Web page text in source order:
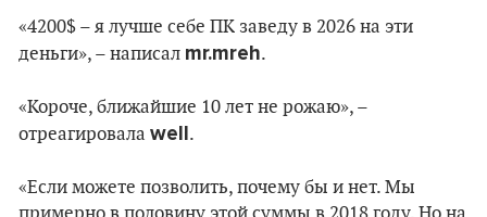
«4200$ – я лучше себе ПК заведу в 2026 на эти
деньги», – написал mr.mreh.
«Короче, ближайшие 10 лет не рожаю», –
отреагировала well.
«Если можете позволить, почему бы и нет. Мы